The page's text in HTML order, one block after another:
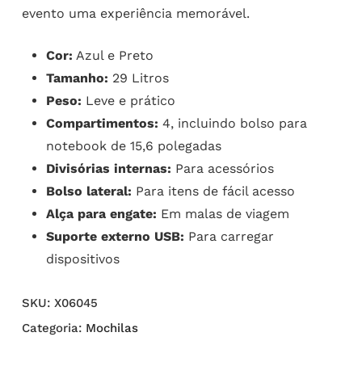
evento uma experiência memorável.
Cor: Azul e Preto
Tamanho: 29 Litros
Peso: Leve e prático
Compartimentos: 4, incluindo bolso para
notebook de 15,6 polegadas
Divisórias internas: Para acessórios
Bolso lateral: Para itens de fácil acesso
Alça para engate: Em malas de viagem
Suporte externo USB: Para carregar
dispositivos
SKU: X06045
Categoria: Mochilas